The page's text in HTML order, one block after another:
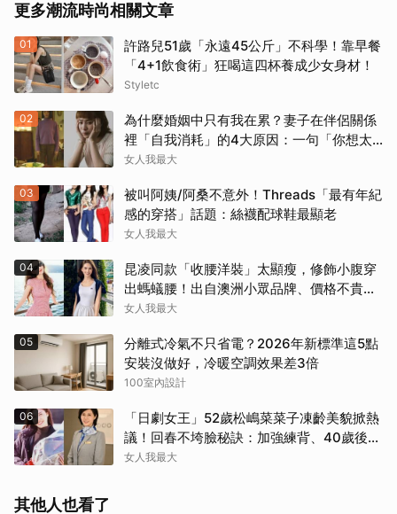
更多潮流時尚相關文章
01
許路兒51歲「永遠45公斤」不科學！靠早餐
「4+1飲食術」狂喝這四杯養成少女身材！
Styletc
02
為什麼婚姻中只有我在累？妻子在伴侶關係
裡「自我消耗」的4大原因：一句「你想太
多」讓人無奈
女人我最大
03
被叫阿姨/阿桑不意外！Threads「最有年紀
感的穿搭」話題：絲襪配球鞋最顯老
女人我最大
04
昆凌同款「收腰洋裝」太顯瘦，修飾小腹穿
出螞蟻腰！出自澳洲小眾品牌、價格不貴還
寄台灣
女人我最大
05
分離式冷氣不只省電？2026年新標準這5點
安裝沒做好，冷暖空調效果差3倍
100室內設計
06
「日劇女王」52歲松嶋菜菜子凍齡美貌掀熱
議！回春不垮臉秘訣：加強練背、40歲後飲
食是關鍵！
女人我最大
其他人也看了